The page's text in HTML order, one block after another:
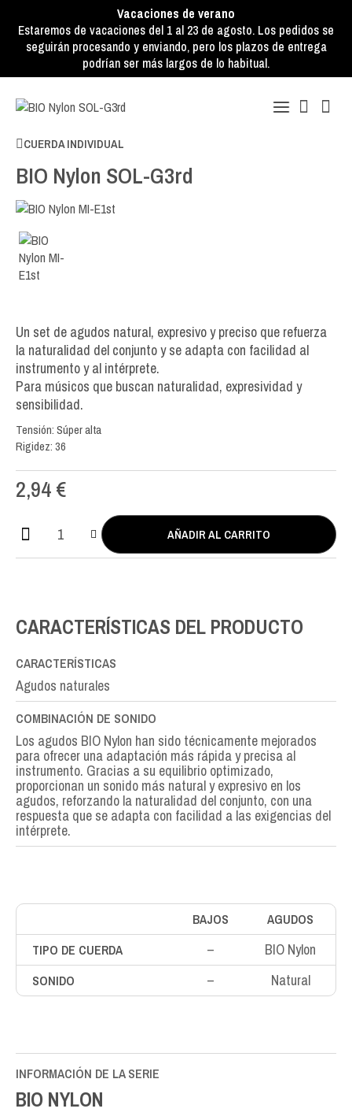
Vacaciones de verano
Estaremos de vacaciones del 1 al 23 de agosto. Los pedidos se
seguirán procesando y enviando, pero los plazos de entrega
podrían ser más largos de lo habitual.
CUERDA INDIVIDUAL
BIO Nylon SOL-G3rd
Un set de agudos natural, expresivo y preciso que refuerza
la naturalidad del conjunto y se adapta con facilidad al
instrumento y al intérprete.
Para músicos que buscan naturalidad, expresividad y
sensibilidad.
Tensión: Súper alta
Rigidez: 36
2,94€
BIO
Nylon
AÑADIR AL CARRITO
CARACTERÍSTICAS DEL PRODUCTO
CARACTERÍSTICAS
Agudos naturales
COMBINACIÓN DE SONIDO
Los agudos BIO Nylon han sido técnicamente mejorados
para ofrecer una adaptación más rápida y precisa al
instrumento. Gracias a su equilibrio optimizado,
proporcionan un sonido más natural y expresivo en los
agudos, reforzando la naturalidad del conjunto, con una
respuesta que se adapta con facilidad a las exigencias del
intérprete.
BAJOS
AGUDOS
TIPO DE CUERDA
– BIO Nylon
SONIDO – Natural
INFORMACIÓN DE LA SERIE
BIO NYLON